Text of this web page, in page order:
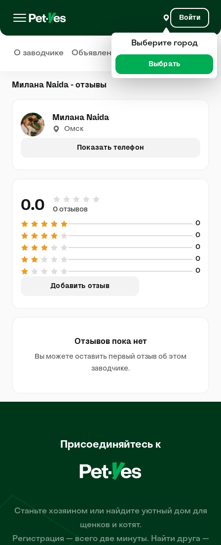
Войти
О заводчике Объявления Отзывы
Милана Naida - отзывы
Милана Naida
Омск
Показать телефон
0.0 0 отзывов
0
0
0
0
0
Добавить отзыв
Отзывов пока нет
Вы можете оставить первый отзыв об этом
заводчике.
Присоединяйтесь к
Станьте хозяином или найдите уютный дом для
щенков и котят.
Регистрация — всего две минуты. Найти друга —
Выберите город
Выбрать